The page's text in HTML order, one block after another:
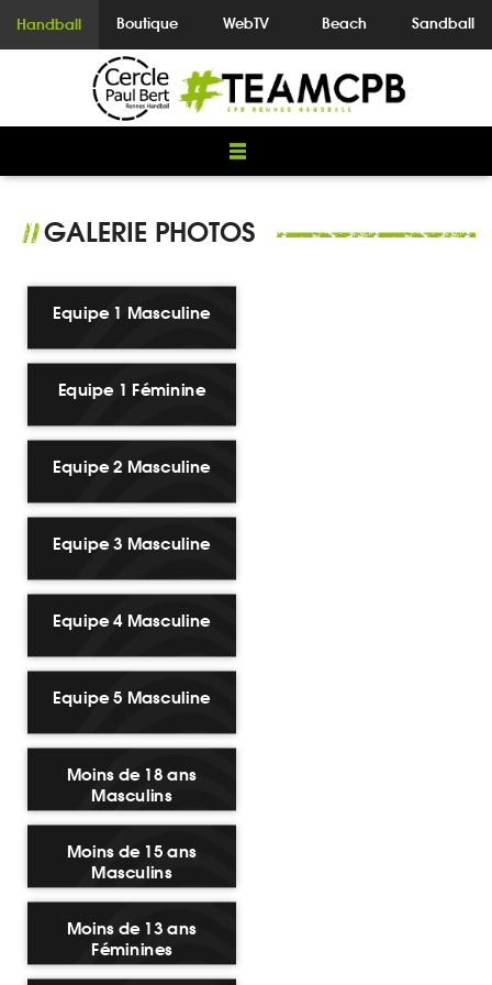
Handball Boutique WebTV Beach Sandball
//GALERIE PHOTOS
Equipe 1 Masculine
Equipe 1 Féminine
Equipe 2 Masculine
Equipe 3 Masculine
Equipe 4 Masculine
Equipe 5 Masculine
Moins de 18 ans
Masculins
Moins de 15 ans
Masculins
Moins de 13 ans
Féminines